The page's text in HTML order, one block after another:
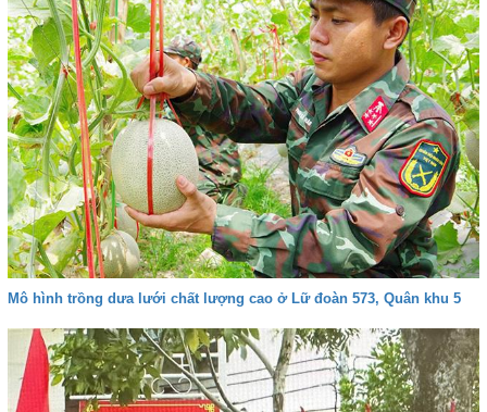
Mô hình trồng dưa lưới chất lượng cao ở Lữ đoàn 573, Quân khu 5